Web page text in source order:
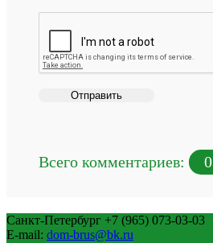
Всего комментариев: 0
Санкт-Петербург +7 (965) 073-03-03
E-mail: dom-brus@bk.ru